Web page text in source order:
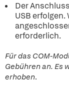
Der
USB erfolgen.
erforderlich.
Für das COM-
Gebühren an. Es
erhoben.